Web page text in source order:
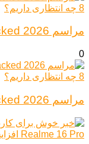
مراسم Galaxy Unpacked 2026
0
مراسم Galaxy Unpacked 2026